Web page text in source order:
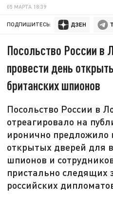
05 МАРТА 18:39
ПОДПИШИТЕСЬ:
Посольство России в
провести день
британских шпионов
Посольство России в
отреагировало на
иронично предложило
открытых дверей для
шпионов и
пристально следящих
российских